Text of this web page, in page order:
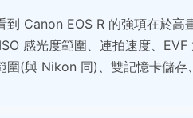
到 Canon EOS R 的強項在於
感光度範圍、連拍速度、
圍(與 Nikon 同)、雙記憶卡儲存